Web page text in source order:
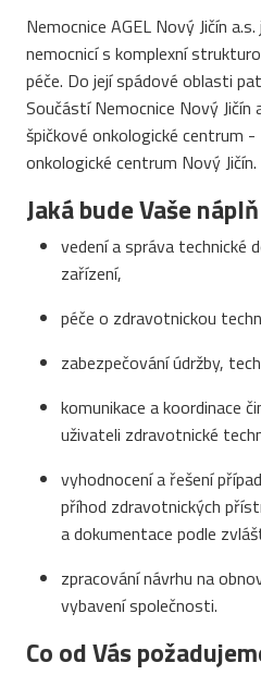
Nemocnice AGEL Nový Jičín
nemocnicí s komplexní
péče. Do její spádové oblasti
Součástí Nemocnice Nový Jičín
špičkové onkologické centrum -
onkologické centrum Nový Jičín.
Jaká bude Vaše
vedení a správa technické
zařízení,
péče o zdravotnickou
zabezpečování údržby,
komunikace a koordinace
uživateli zdravotnické
vyhodnocení a řešení
příhod zdravotnických
a dokumentace podle
zpracování návrhu na
vybavení společnosti.
Co od Vás